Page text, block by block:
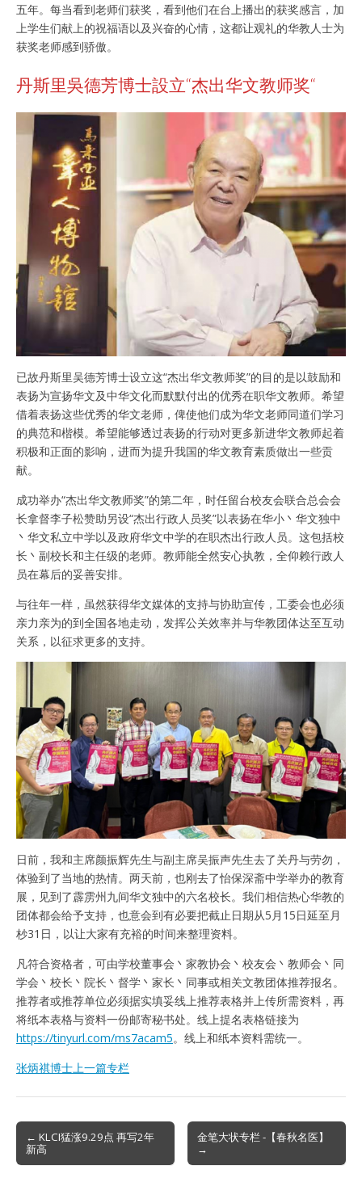
五年。每当看到老师们获奖，看到他们在台上播出的获奖感言，加
上学生们献上的祝福语以及兴奋的心情，这都让观礼的华教人士为
获奖老师感到骄傲。
丹斯里吳德芳博士設立“杰出华文教师奖“
已故丹斯里吴德芳博士设立这“杰出华文教师奖”的目的是以鼓励和
表扬为宣扬华文及中华文化而默默付出的优秀在职华文教师。希望
借着表扬这些优秀的华文老师，俾使他们成为华文老师同道们学习
的典范和楷模。希望能够透过表扬的行动对更多新进华文教师起着
积极和正面的影响，进而为提升我国的华文教育素质做出一些贡
献。
成功举办“杰出华文教师奖”的第二年，时任留台校友会联合总会会
长拿督李子松赞助另设“杰出行政人员奖”以表扬在华小丶华文独中
丶华文私立中学以及政府华文中学的在职杰出行政人员。这包括校
长丶副校长和主任级的老师。教师能全然安心执教，全仰赖行政人
员在幕后的妥善安排。
与往年一样，虽然获得华文媒体的支持与协助宣传，工委会也必须
亲力亲为的到全国各地走动，发挥公关效率并与华教团体达至互动
关系，以征求更多的支持。
日前，我和主席颜振辉先生与副主席吴振声先生去了关丹与劳勿，
体验到了当地的热情。两天前，也刚去了怡保深斋中学举办的教育
展，见到了霹雳州九间华文独中的六名校长。我们相信热心华教的
团体都会给予支持，也意会到有必要把截止日期从5月15日延至月
杪31日，以让大家有充裕的时间来整理资料。
凡符合资格者，可由学校董事会丶家教协会丶校友会丶教师会丶同
学会丶校长丶院长丶督学丶家长丶同事或相关文教团体推荐报名。
推荐者或推荐单位必须据实填妥线上推荐表格并上传所需资料，再
将纸本表格与资料一份邮寄秘书处。线上提名表格链接为
https://tinyurl.com/ms7acam5。线上和纸本资料需统一。
张炳祺博士上一篇专栏
Post
navigation
← KLCI猛涨9.29点 再写2年
新高
金笔大状专栏 -【春秋名医】
→